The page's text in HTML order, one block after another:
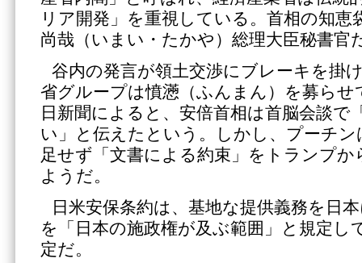
リア開発」を重視している。首相の知恵
尚哉（いまい・たかや）総理大臣秘書官
谷内の発言が領土交渉にブレーキを掛
省グループは憤懣（ふんまん）を募ら
日新聞によると、安倍首相は首脳会談で
い」と伝えたという。しかし、プーチン
足せず「文書による約束」をトランプ
ようだ。
日米安保条約は、基地な提供義務を日
を「日本の施政権が及ぶ範囲」と規定し
定だ。